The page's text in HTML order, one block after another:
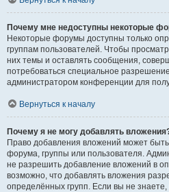
Почему мне недоступны некоторые
Некоторые форумы доступны только
группам пользователей. Чтобы
них темы и оставлять сообщения,
потребоваться специальное
администратором конференции для
Вернуться к началу
Почему я не могу добавлять
Право добавления вложений может
форума, группы или пользователя.
не разрешить добавление вложений в
возможно, что добавлять вложения
определённых групп. Если вы не